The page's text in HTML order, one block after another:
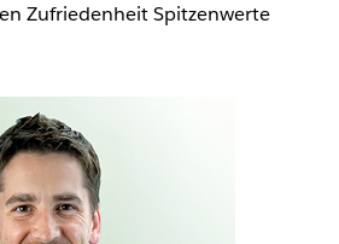
Zufriedenheit Spitzenwerte